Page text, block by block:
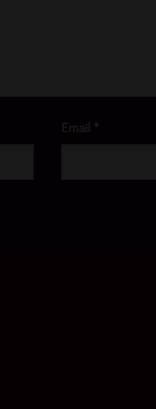
Email *